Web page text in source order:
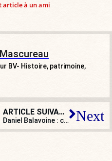
article à un ami
BV- Histoire, patrimoine,
ARTICLE SUIVANT
Daniel Balavoine : célébration d’une idole en carton-pâte ? Next